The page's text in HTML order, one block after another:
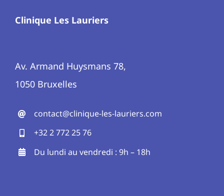
Clinique Les Lauriers
Av. Armand Huysmans 78,
1050 Bruxelles
contact@clinique-les-lauriers.com
+32 2 772 25 76
Du lundi au vendredi : 9h – 18h